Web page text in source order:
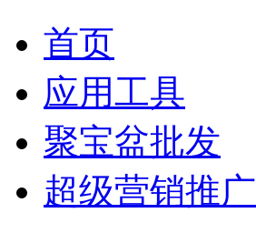
首页
应用工具
聚宝盆批发
超级营销推广